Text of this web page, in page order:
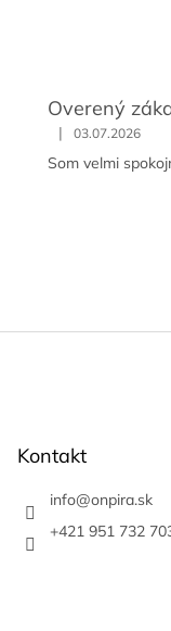
Overený
| 03.07.2026
Som velmi
Kontakt
info@onpira.sk
+421 951 732